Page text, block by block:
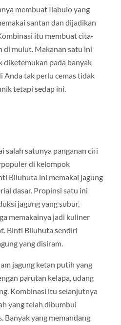
membuat Ilabulo yang
santan dan dijadikan
itu membuat cita-
di mulut. Makanan satu ini
diketemukan pada banyak
Anda tak perlu cemas tidak
tetapi sedap ini.
salah satunya panganan ciri
di kelompok
Biluhuta ini memakai jagung
dasar. Propinsi satu ini
jagung yang subur,
memakainya jadi kuliner
Binti Biluhuta sendiri
yang disiram.
jagung ketan putih yang
parutan kelapa, udang
Kombinasi itu selanjutnya
yang telah dibumbui
Banyak yang memandang